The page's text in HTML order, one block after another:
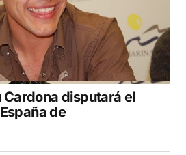
Cardona disputará el
de